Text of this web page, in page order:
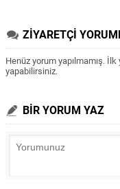
ZİYARETÇİ
Henüz yorum yapılmamış. İlk
yapabilirsiniz.
BİR YORUM YAZ